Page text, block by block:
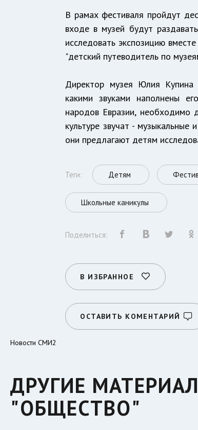
В рамах фестиваля пройдут
входе в музей будут
исследовать экспозицию
"детский путеводитель по
Директор музея Юлия Купина
какими звуками наполнены
народов Евразии, необходимо
культуре звучат -
они предлагают детям
Теги: Детям
Школьные каникулы
Поделиться:
В ИЗБРАННОЕ
ОСТАВИТЬ КОМЕНТАРИЙ
Новости СМИ2
ДРУГИЕ
"ОБЩЕСТВО"